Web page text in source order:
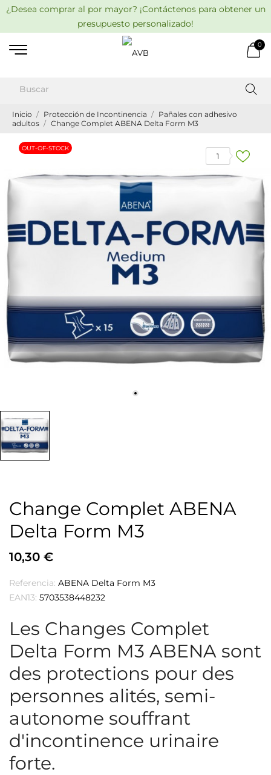
¿Desea comprar al por mayor? ¡Contáctenos para obtener un
presupuesto personalizado!
0
Inicio Protección de Incontinencia
Pañales con adhesivo
adultos
Change Complet ABENA Delta Form M3
1
OUT-OF-STOCK
Change Complet ABENA
Delta Form M3
10,30 €
Referencia: ABENA Delta Form M3
EAN13: 5703538448232
Les Changes Complet
Delta Form M3 ABENA sont
des protections pour des
personnes alités, semi-
autonome souffrant
d'incontinence urinaire
forte.